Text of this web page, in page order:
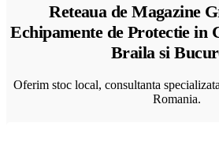
Reteaua de Magazine
Echipamente de Protectie in
Braila si
Oferim stoc local, consultanta
Romania.